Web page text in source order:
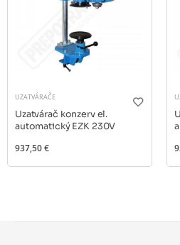
UZATVÁRAČE
Uzatvárač konzerv el.
automatický EZK 230V
937,50 €